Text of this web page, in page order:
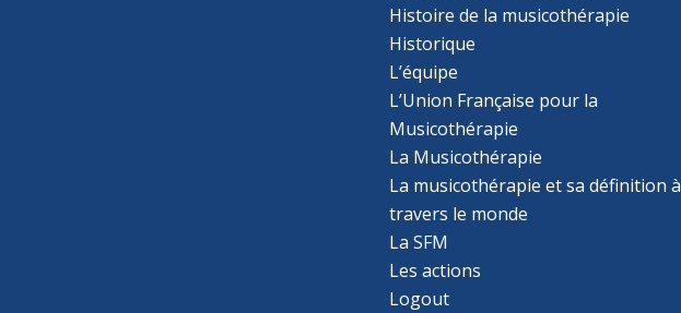
: laboratoiredemusique.paris@gmail.com
Histoire de la musicothérapie
Historique
L’équipe
L’Union Française pour la
Musicothérapie
La Musicothérapie
La musicothérapie et sa définition à
travers le monde
La SFM
Les actions
Logout